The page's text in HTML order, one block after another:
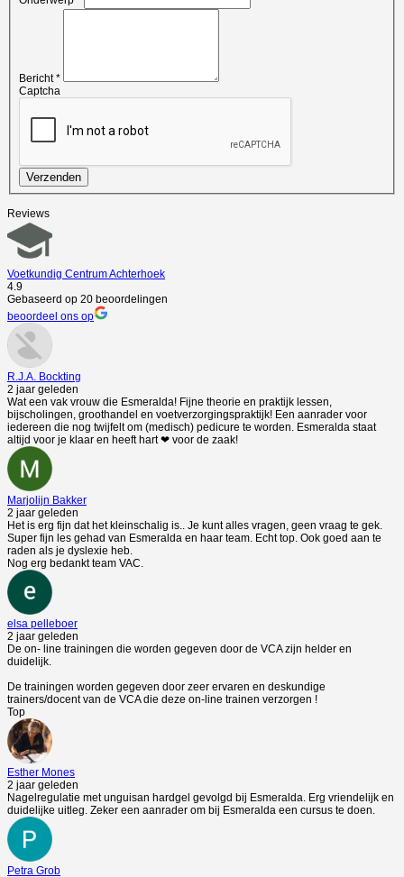
Bericht*
Captcha
Verzenden
Reviews
Voetkundig Centrum Achterhoek
4.9
Gebaseerd op 20 beoordelingen
beoordeel ons op
R.J.A. Bockting
2 jaar geleden
Wat een vak vrouw die Esmeralda! Fijne theorie en praktijk lessen,
bijscholingen, groothandel en voetverzorgingspraktijk! Een aanrader voor
iedereen die nog twijfelt om (medisch) pedicure te worden. Esmeralda staat
altijd voor je klaar en heeft hart ❤ voor de zaak!
Marjolijn Bakker
2 jaar geleden
Het is erg fijn dat het kleinschalig is.. Je kunt alles vragen, geen vraag te gek.
Super fijn les gehad van Esmeralda en haar team. Echt top. Ook goed aan te
raden als je dyslexie heb.
Nog erg bedankt team VAC.
elsa pelleboer
2 jaar geleden
De on- line trainingen die worden gegeven door de VCA zijn helder en
duidelijk.
De trainingen worden gegeven door zeer ervaren en deskundige
trainers/docent van de VCA die deze on-line trainen verzorgen !
Top
Esther Mones
2 jaar geleden
Nagelregulatie met unguisan hardgel gevolgd bij Esmeralda. Erg vriendelijk en
duidelijke uitleg. Zeker een aanrader om bij Esmeralda een cursus te doen.
Petra Grob